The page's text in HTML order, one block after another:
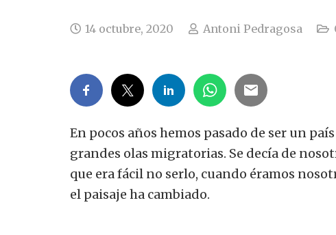
14 octubre, 2020 Antoni Pedragosa
En pocos años hemos pasado de ser un
grandes olas migratorias. Se decía de
que era fácil no serlo, cuando éramos
el paisaje ha cambiado.